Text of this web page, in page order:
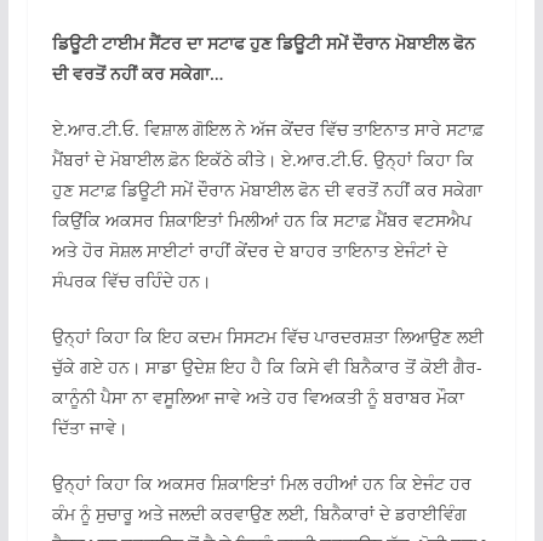
ਡਿਊਟੀ ਟਾਈਮ ਸੈਂਟਰ ਦਾ ਸਟਾਫ ਹੁਣ ਡਿਊਟੀ ਸਮੇਂ ਦੌਰਾਨ ਮੋਬਾਈਲ ਫੋਨ
ਦੀ ਵਰਤੋਂ ਨਹੀਂ ਕਰ ਸਕੇਗਾ…
ਏ.ਆਰ.ਟੀ.ਓ. ਵਿਸ਼ਾਲ ਗੋਇਲ ਨੇ ਅੱਜ ਕੇਂਦਰ ਵਿੱਚ ਤਾਇਨਾਤ ਸਾਰੇ ਸਟਾਫ਼
ਮੈਂਬਰਾਂ ਦੇ ਮੋਬਾਈਲ ਫ਼ੋਨ ਇਕੱਠੇ ਕੀਤੇ। ਏ.ਆਰ.ਟੀ.ਓ. ਉਨ੍ਹਾਂ ਕਿਹਾ ਕਿ
ਹੁਣ ਸਟਾਫ਼ ਡਿਊਟੀ ਸਮੇਂ ਦੌਰਾਨ ਮੋਬਾਈਲ ਫੋਨ ਦੀ ਵਰਤੋਂ ਨਹੀਂ ਕਰ ਸਕੇਗਾ
ਕਿਉਂਕਿ ਅਕਸਰ ਸ਼ਿਕਾਇਤਾਂ ਮਿਲੀਆਂ ਹਨ ਕਿ ਸਟਾਫ਼ ਮੈਂਬਰ ਵਟਸਐਪ
ਅਤੇ ਹੋਰ ਸੋਸ਼ਲ ਸਾਈਟਾਂ ਰਾਹੀਂ ਕੇਂਦਰ ਦੇ ਬਾਹਰ ਤਾਇਨਾਤ ਏਜੰਟਾਂ ਦੇ
ਸੰਪਰਕ ਵਿੱਚ ਰਹਿੰਦੇ ਹਨ।
ਉਨ੍ਹਾਂ ਕਿਹਾ ਕਿ ਇਹ ਕਦਮ ਸਿਸਟਮ ਵਿੱਚ ਪਾਰਦਰਸ਼ਤਾ ਲਿਆਉਣ ਲਈ
ਚੁੱਕੇ ਗਏ ਹਨ। ਸਾਡਾ ਉਦੇਸ਼ ਇਹ ਹੈ ਕਿ ਕਿਸੇ ਵੀ ਬਿਨੈਕਾਰ ਤੋਂ ਕੋਈ ਗੈਰ-
ਕਾਨੂੰਨੀ ਪੈਸਾ ਨਾ ਵਸੂਲਿਆ ਜਾਵੇ ਅਤੇ ਹਰ ਵਿਅਕਤੀ ਨੂੰ ਬਰਾਬਰ ਮੌਕਾ
ਦਿੱਤਾ ਜਾਵੇ।
ਉਨ੍ਹਾਂ ਕਿਹਾ ਕਿ ਅਕਸਰ ਸ਼ਿਕਾਇਤਾਂ ਮਿਲ ਰਹੀਆਂ ਹਨ ਕਿ ਏਜੰਟ ਹਰ
ਕੰਮ ਨੂੰ ਸੁਚਾਰੂ ਅਤੇ ਜਲਦੀ ਕਰਵਾਉਣ ਲਈ, ਬਿਨੈਕਾਰਾਂ ਦੇ ਡਰਾਈਵਿੰਗ